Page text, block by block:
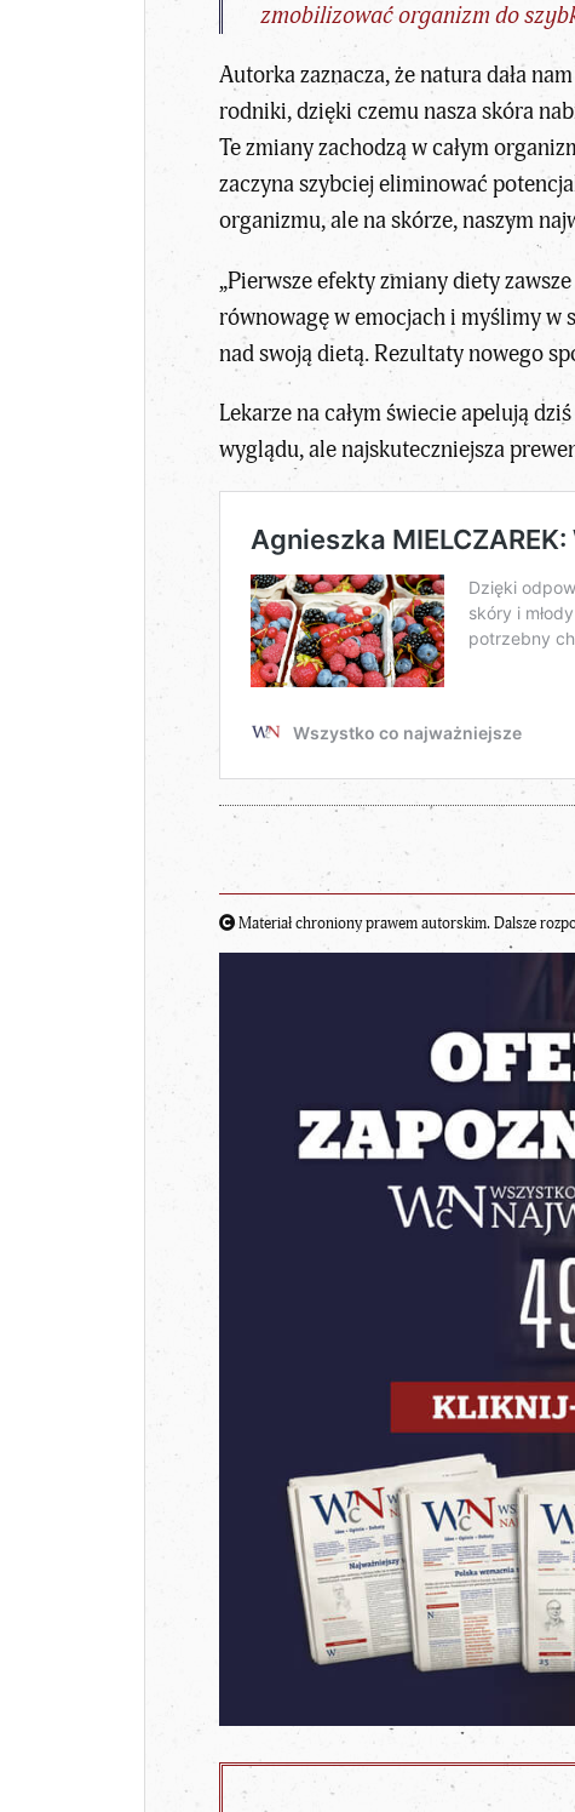
zmobilizować organizm do
Autorka zaznacza, że natura dała
rodniki, dzięki czemu nasza skóra
Te zmiany zachodzą w całym
zaczyna szybciej eliminować
organizmu, ale na skórze, naszym
„Pierwsze efekty zmiany diety
równowagę w emocjach i myślimy w
nad swoją dietą. Rezultaty nowego
Lekarze na całym świecie apelują
wyglądu, ale najskuteczniejsza
Materiał chroniony prawem autorskim. Dalsze